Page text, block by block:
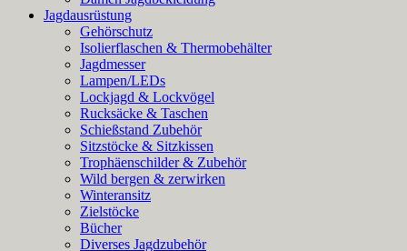
Jagdausrüstung
Gehörschutz
Isolierflaschen & Thermobehälter
Jagdmesser
Lampen/LEDs
Lockjagd & Lockvögel
Rucksäcke & Taschen
Schießstand Zubehör
Sitzstöcke & Sitzkissen
Trophäenschilder & Zubehör
Wild bergen & zerwirken
Winteransitz
Zielstöcke
Bücher
Diverses Jagdzubehör